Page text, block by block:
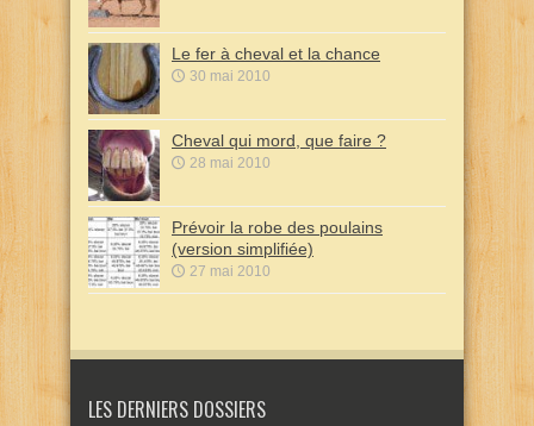
Le fer à cheval et la chance
30 mai 2010
Cheval qui mord, que faire ?
28 mai 2010
Prévoir la robe des poulains
(version simplifiée)
27 mai 2010
LES DERNIERS DOSSIERS